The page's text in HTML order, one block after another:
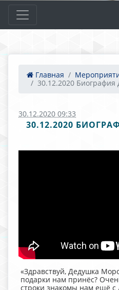
Главная
30.12.2020 Биография
30.12.2020 09:33
30.12.2020
«Здравствуй, Дедушка
подарки нам принёс?
строки знакомы нам ещё с